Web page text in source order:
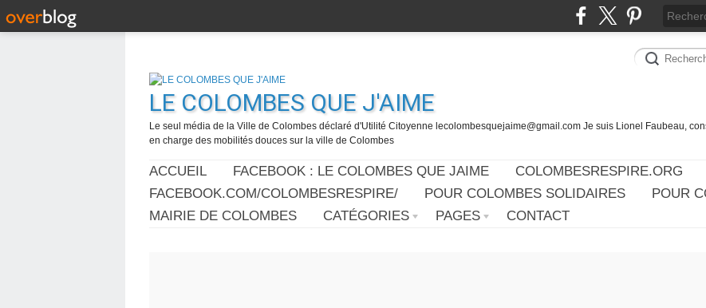
LE COLOMBES QUE J'AIME
Le seul média de la Ville de Colombes déclaré d'Utilité Citoyenne lecolombesquejaime@gmail.com Je suis Lionel Faubeau,
en charge des mobilités douces sur la ville de Colombes
ACCUEIL FACEBOOK : LE COLOMBES QUE JAIME
COLOMBESRESPIRE.ORG
FACEBOOK.COM/COLOMBESRESPIRE/
POUR COLOMBES SOLIDAIRES
POUR
MAIRIE DE COLOMBES
CATÉGORIES PAGES CONTACT